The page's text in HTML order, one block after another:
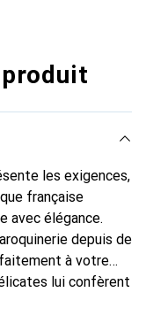
les exigences,
française
avec élégance.
depuis de
à votre
lui confèrent